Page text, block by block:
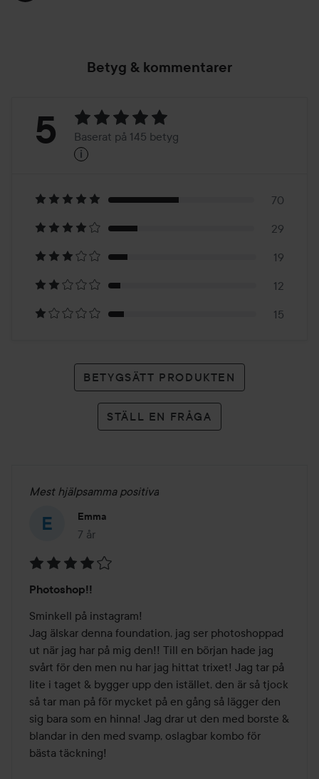
Betyg & kommentarer
Betyg:
Baserat
på
145
betyg
5 Baserat på 145 betyg
i
70
29
19
12
15
BETYGSÄTT PRODUKTEN
STÄLL EN FRÅGA
Mest hjälpsamma positiva
Emma
7 år
Inlägget skapades 7 år
4
av
5
Photoshop!!
Sminkell på instagram!
Jag älskar denna foundation, jag ser photoshoppad
ut när jag har på mig den!! Till en början hade jag
svårt för den men nu har jag hittat trixet! Jag tar på
lite i taget & bygger upp den istället, den är så tjock
så tar man på för mycket på en gång så lägger den
sig bara som en hinna! Jag drar ut den med borste &
blandar in den med svamp, oslagbar kombo för
bästa täckning!